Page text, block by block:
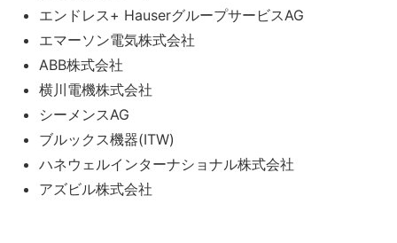
エンドレス+ HauserグループサービスAG
エマーソン電気株式会社
ABB株式会社
横川電機株式会社
シーメンスAG
ブルックス機器(ITW)
ハネウェルインターナショナル株式会社
アズビル株式会社